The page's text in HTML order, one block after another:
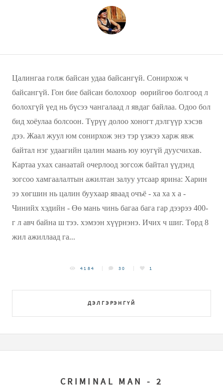
Цалингаа голж байсан удаа байсангүй. Сонирхож ч
байсангүй. Гон бие байсан болохоор өөрийгөө болгоод л
болохгүй үед нь бүсээ чангалаад л явдаг байлаа. Одоо бол
бид хоёулаа болсоон. Түрүү долоо хоногт дэлгүүр хэсэв
дээ. Жаал жуул юм сонирхож энэ тэр үзжээ харж явж
байтал нэг удаагийн цалин маань юу юугүй дуусчихав.
Картаа ухах санаатай очерлоод зогсож байтал үүдэнд
зогсоо хамгаалалтын ажилтан залуу утсаар ярина: Харин
ээ хөгшин нь цалин буухаар яваад очъё - ха ха х а -
Чинийх хэдийн - Өө мань чинь багаа бага гар дээрээ 400-
г л авч байна ш тээ. хэмээн хүүрнэнэ. Ичих ч шиг. Төрд 8
жил ажиллаад га...
ДЭЛГЭРЭНГҮЙ
4184 30 1
CRIMINAL MAN - 2